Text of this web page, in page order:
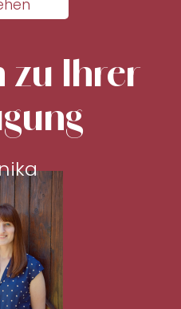
zu Ihrer